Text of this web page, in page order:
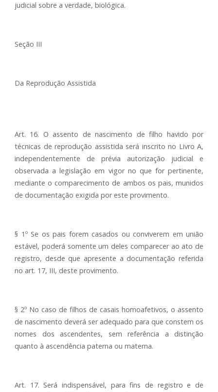
judicial sobre a verdade, biológica.
Seção III
Da Reprodução Assistida
Art. 16. O assento de nascimento de filho havido por
técnicas de reprodução assistida será inscrito no Livro A,
independentemente de prévia autorização judicial e
observada a legislação em vigor no que for pertinente,
mediante o comparecimento de ambos os pais, munidos
de documentação exigida por este provimento.
§ 1º Se os pais forem casados ou conviverem em união
estável, poderá somente um deles comparecer ao ato de
registro, desde que apresente a documentação referida
no art. 17, III, deste provimento.
§ 2º No caso de filhos de casais homoafetivos, o assento
de nascimento deverá ser adequado para que constem os
nomes dos ascendentes, sem referência a distinção
quanto à ascendência paterna ou materna.
Art. 17. Será indispensável, para fins de registro e de